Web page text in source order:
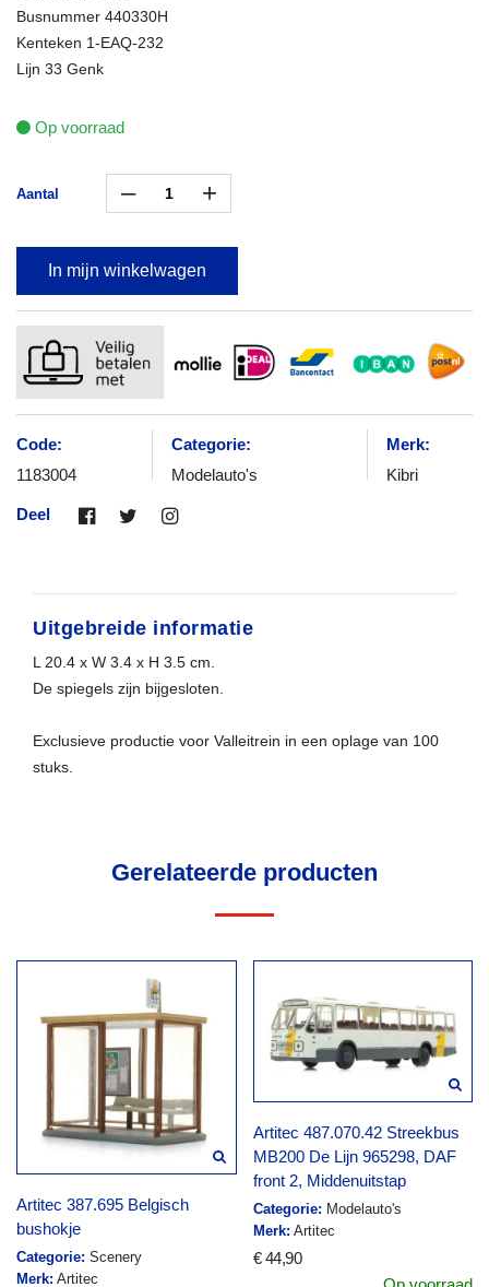
Busnummer 440330H
Kenteken 1-EAQ-232
Lijn 33 Genk
Op voorraad
Aantal – +
In mijn winkelwagen
Code:
1183004
Categorie:
Modelauto's
Merk:
Kibri
Deel
Uitgebreide informatie
L 20.4 x W 3.4 x H 3.5 cm.
De spiegels zijn bijgesloten.
Exclusieve productie voor Valleitrein in een oplage van 100
stuks.
Gerelateerde producten
Artitec 387.695 Belgisch
bushokje
Categorie: Scenery
Merk: Artitec
Artitec 487.070.42 Streekbus
MB200 De Lijn 965298, DAF
front 2, Middenuitstap
Categorie: Modelauto's
Merk: Artitec
€ 44,90